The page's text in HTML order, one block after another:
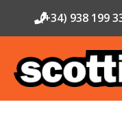
(+34) 938 199